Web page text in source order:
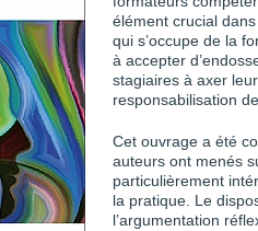
élément crucial
qui s’occupe de la
à accepter
stagiaires à axer
responsabilisation
Cet ouvrage a été
auteurs ont menés
particulièrement
la pratique. Le
l’argumentation